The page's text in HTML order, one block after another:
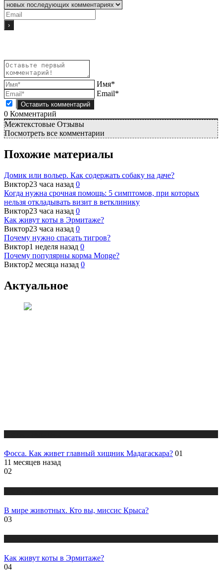
Имя*
Email*
0 Комментарий
Межтекстовые Отзывы
Посмотреть все комментарии
Похожие материалы
Домик или вольер. Как содержать собаку на даче?
Виктор23 часа назад 0
Когда нужна срочная помощь: 5 симптомов, при которых
нельзя откладывать визит в ветклинику
Виктор23 часа назад 0
Как живут коты в Эрмитаже?
Виктор23 часа назад 0
Почему нужно спасать тигров?
Виктор1 неделя назад 0
Почему популярны корма Monge?
Виктор2 месяца назад 0
Актуальное
Фосса. Как живет главный хищник Мадагаскара? 01
11 месяцев назад
02
В мире животных. Кто вы, миссис Крыса?
03
Как живут коты в Эрмитаже?
04